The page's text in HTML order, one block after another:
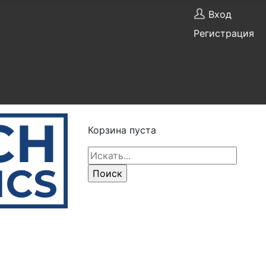
Вход
Регистрация
Корзина пуста